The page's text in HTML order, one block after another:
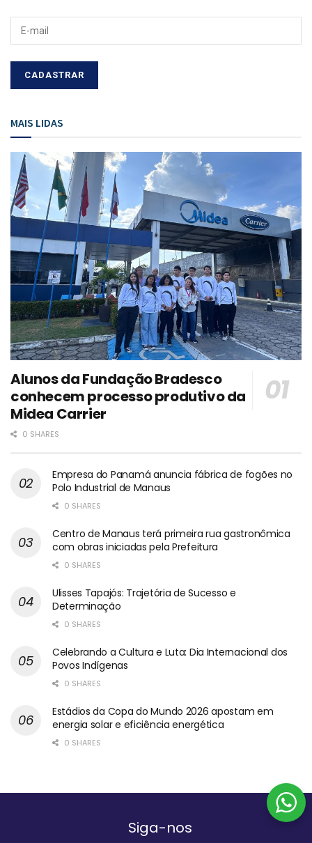
MAIS LIDAS
Alunos da Fundação Bradesco
conhecem processo produtivo da
Midea Carrier
0 SHARES
Empresa do Panamá anuncia fábrica de fogões no
Polo Industrial de Manaus
0 SHARES
Centro de Manaus terá primeira rua gastronômica
com obras iniciadas pela Prefeitura
0 SHARES
Ulisses Tapajós: Trajetória de Sucesso e
Determinação
0 SHARES
Celebrando a Cultura e Luta: Dia Internacional dos
Povos Indígenas
0 SHARES
Estádios da Copa do Mundo 2026 apostam em
energia solar e eficiência energética
0 SHARES
Siga-nos